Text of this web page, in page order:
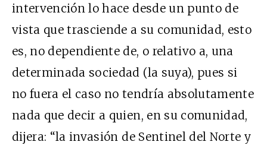
intervención lo hace desde un punto de
vista que trasciende a su comunidad, esto
es, no dependiente de, o relativo a, una
determinada sociedad (la suya), pues si
no fuera el caso no tendría absolutamente
nada que decir a quien, en su comunidad,
dijera: “la invasión de Sentinel del Norte y